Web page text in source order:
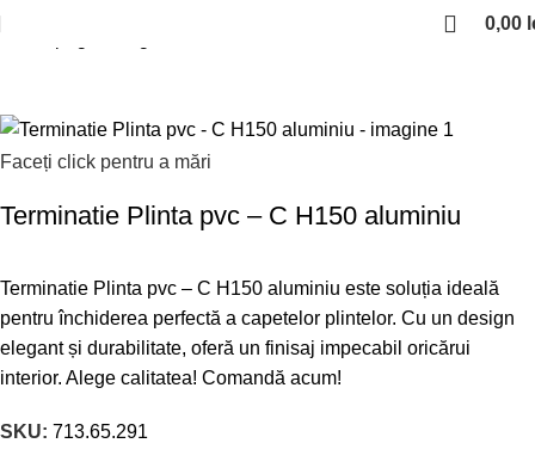
0,00
Plinte/inaltatoare de blat
Faceți click pentru a mări
Terminatie Plinta pvc – C H150 aluminiu
Terminatie Plinta pvc – C H150 aluminiu este soluția ideală
pentru închiderea perfectă a capetelor plintelor. Cu un design
elegant și durabilitate, oferă un finisaj impecabil oricărui
interior. Alege calitatea! Comandă acum!
SKU: 713.65.291